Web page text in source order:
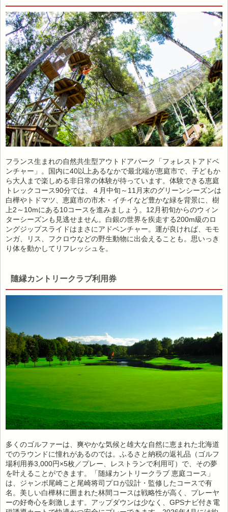
フランス生まれの自然共生型アウトドアパーク「フォレストアドベ
ンチャー」。国内に40以上あるなかで最北端が恵庭市で、子どもか
ら大人まで楽しめる非日常の体験が待っています。体験できる恵庭
トレックコース90分では、４月中旬～11月末のグリーンシーズンは
白樺やトドマツ、恵庭市の市木・イチイなど豊かな緑を背景に、樹
上2～10mにある10コースを進みましょう。12月初旬からのウィン
ターシーズンも見逃せません。白銀の世界を疾走する200m級のロ
ングジップスライドはまさにアドベンチャー。運が良ければ、モモ
ンガ、リス、フクロウなどの野生動物に出会えることも。思いっき
り体を動かしてリフレッシュを。
隨縁カントリークラブ利用券
多くのゴルファーは、爽やかな気候と雄大な自然に恵まれた北海道
でのラウンドに憧れがあるのでは。ふるさと納税の返礼品（ゴルフ
場利用券3,000円×5枚／プレー、レストランで利用可）で、その夢
を叶えることができます。「随縁カントリークラブ 恵庭コース」
は、ジャンボ尾崎こと尾崎将司プロが設計・監修したコースで有
名。美しい白樺林に囲まれた林間コースは戦略性が高く、プレーヤ
ーの好奇心を刺激します。アップダウンは少なく、GPSナビ付き電